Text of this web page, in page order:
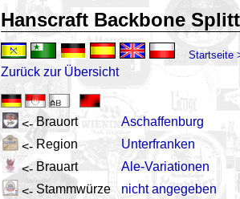
Hanscraft Backbone
Startseite
Zurück zur Übersicht
<- Brauort
Aschaffenburg
<- Region
Unterfranken
<- Brauart
Ale-Variationen
<- Stammwürze
nicht angegeben